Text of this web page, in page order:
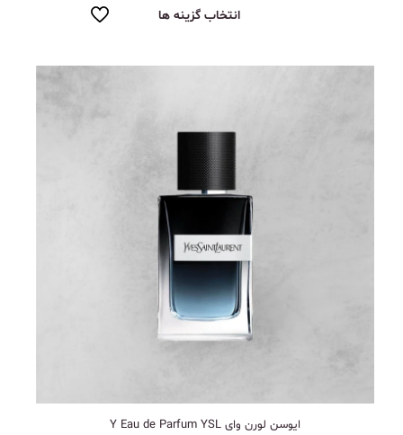
انتخاب گزینه ها
ایوسن لورن وای Y Eau de Parfum YSL